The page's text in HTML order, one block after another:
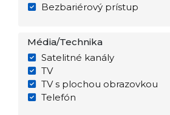
Bezbariérový prístup
Média/Technika
Satelitné kanály
TV
TV s plochou obrazovkou
Telefón